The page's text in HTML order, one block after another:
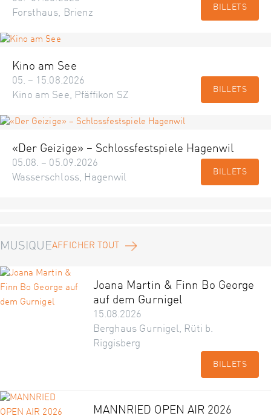
Forsthaus, Brienz
BILLETS
Kino am See
05. – 15.08.2026
Kino am See, Pfäffikon SZ
BILLETS
«Der Geizige» – Schlossfestspiele Hagenwil
05.08. – 05.09.2026
Wasserschloss, Hagenwil
BILLETS
MUSIQUEAFFICHER TOUT
Joana Martin & Finn Bo George
auf dem Gurnigel
15.08.2026
Berghaus Gurnigel, Rüti b.
Riggisberg
BILLETS
MANNRIED OPEN AIR 2026